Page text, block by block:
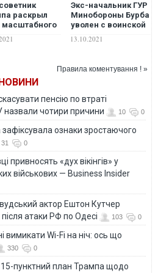
раскрыл
масштабного
по России
Экс-начальник ГУР
Минобороны Бурба
уволен с воинской
службы из-за дачи
показаний ВСК по
Бутусов
13.10.2021
Правила коментування ! »
НОВИНИ
пенсію по втраті
назвали чотири причини
10 0
зафіксувала ознаки зростаючого
31 0
привносять «дух вікінгів» у
військових — Business Insider
актор Ештон Кутчер
атаки РФ по Одесі
103 0
вимикати Wi-Fi на ніч: ось що
330 0
15-пунктний план Трампа щодо